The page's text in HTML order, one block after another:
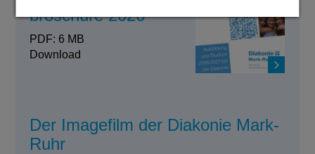
broschüre 2026
PDF: 6 MB
Download
Der Imagefilm der Diakonie Mark-
Ruhr